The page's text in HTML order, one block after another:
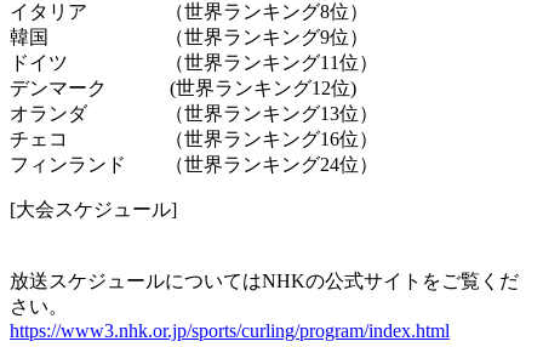
イタリア （世界ランキング8位）
韓国 （世界ランキング9位）
ドイツ （世界ランキング11位）
デンマーク (世界ランキング12位)
オランダ （世界ランキング13位）
チェコ （世界ランキング16位）
フィンランド （世界ランキング24位）
[大会スケジュール]
放送スケジュールについてはNHKの公式サイトをご覧くだ
さい。
https://www3.nhk.or.jp/sports/curling/program/index.html